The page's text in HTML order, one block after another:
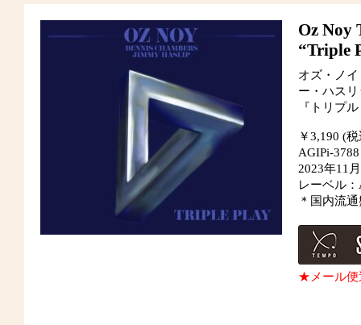
Oz Noy
“Triple
オズ・ノ
ー・ハス
『トリプ
￥3,190 (
AGIPi-3788
2023年11
レーベル
＊国内流
★メール